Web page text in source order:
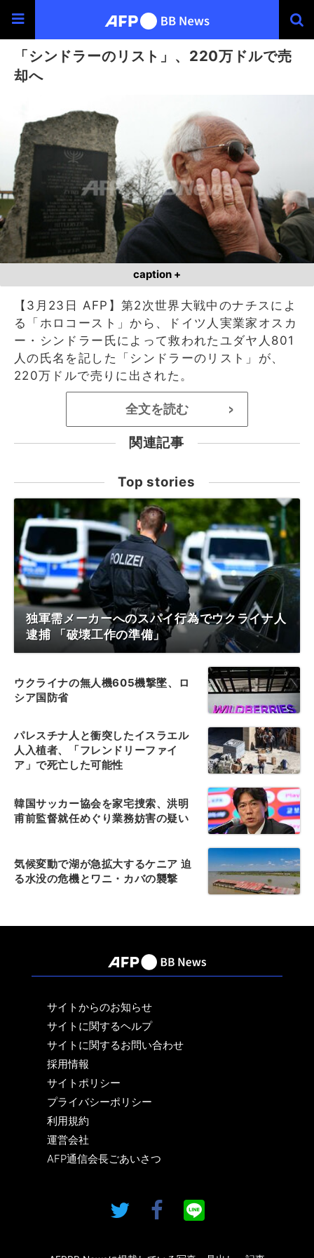
「シンドラーのリスト」、220万ドルで売
却へ
caption +
【3月23日 AFP】第2次世界大戦中のナチスによ
る「ホロコースト」から、ドイツ人実業家オスカ
ー・シンドラー氏によって救われたユダヤ人801
人の氏名を記した「シンドラーのリスト」が、
220万ドルで売りに出された。
全文を読む >
関連記事
Top stories
独軍需メーカーへのスパイ行為でウクライナ人
逮捕 「破壊工作の準備」
ウクライナの無人機605機撃墜、ロ
シア国防省
パレスチナ人と衝突したイスラエル
人入植者、「フレンドリーファイ
ア」で死亡した可能性
韓国サッカー協会を家宅捜索、洪明
甫前監督就任めぐり業務妨害の疑い
気候変動で湖が急拡大するケニア 迫
る水没の危機とワニ・カバの襲撃
サイトからのお知らせ
サイトに関するヘルプ
サイトに関するお問い合わせ
採用情報
サイトポリシー
プライバシーポリシー
利用規約
運営会社
AFP通信会長ごあいさつ